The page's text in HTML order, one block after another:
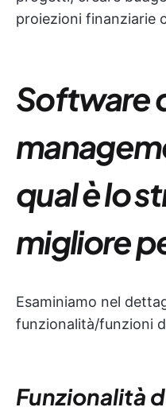
proiezioni finanziarie
Software
qual è lo
migliore
Esaminiamo nel
funzionalità/funzioni
Funzionalità